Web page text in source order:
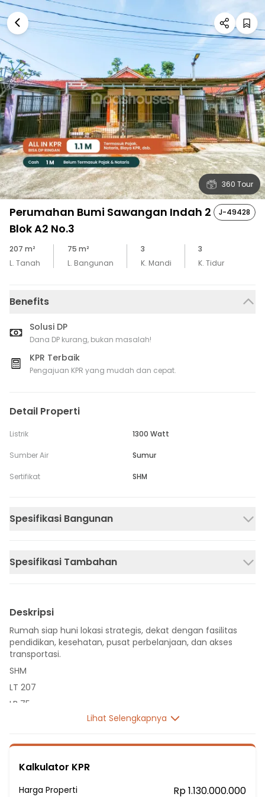
360 Tour
Perumahan Bumi Sawangan Indah 2
Blok A2 No.3
J-49428
207 m²
L. Tanah
75 m²
L. Bangunan
3
K. Mandi
3
K. Tidur
Benefits
Solusi DP
Dana DP kurang, bukan masalah!
KPR Terbaik
Pengajuan KPR yang mudah dan cepat.
Detail Properti
Listrik 1300 Watt
Sumber Air Sumur
Sertifikat SHM
Spesifikasi Bangunan
Spesifikasi Tambahan
Deskripsi
Rumah siap huni lokasi strategis, dekat dengan fasilitas
pendidikan, kesehatan, pusat perbelanjaan, dan akses
transportasi.
SHM
LT 207
LB 75
Listrik 1300 VA
Sumber Air Tanah
Lihat Selengkapnya
Kalkulator KPR
Harga Properti Rp 1.130.000.000